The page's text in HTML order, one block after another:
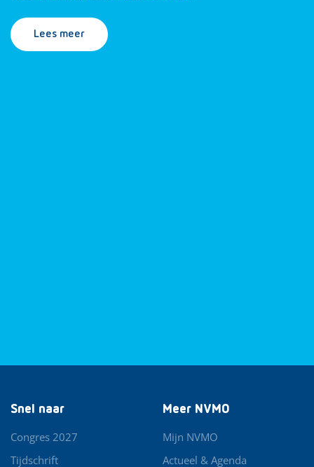
Lees meer
Snel naar
Congres 2027
Tijdschrift
Meer NVMO
Mijn NVMO
Actueel & Agenda